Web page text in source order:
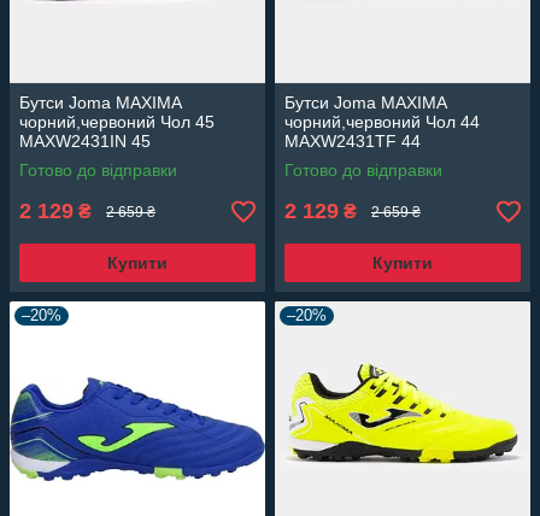
Бутси Joma MAXIMA
чорний,червоний Чол 45
MAXW2431IN 45
Готово до відправки
2 129 ₴ 2 659 ₴
Купити
Бутси Joma MAXIMA
чорний,червоний Чол 44
MAXW2431TF 44
Готово до відправки
2 129 ₴ 2 659 ₴
Купити
–20% –20%